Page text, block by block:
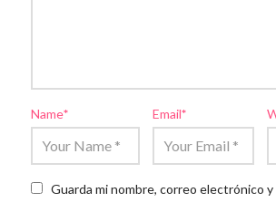
Name* Email*
Guarda mi nombre, correo electrónico